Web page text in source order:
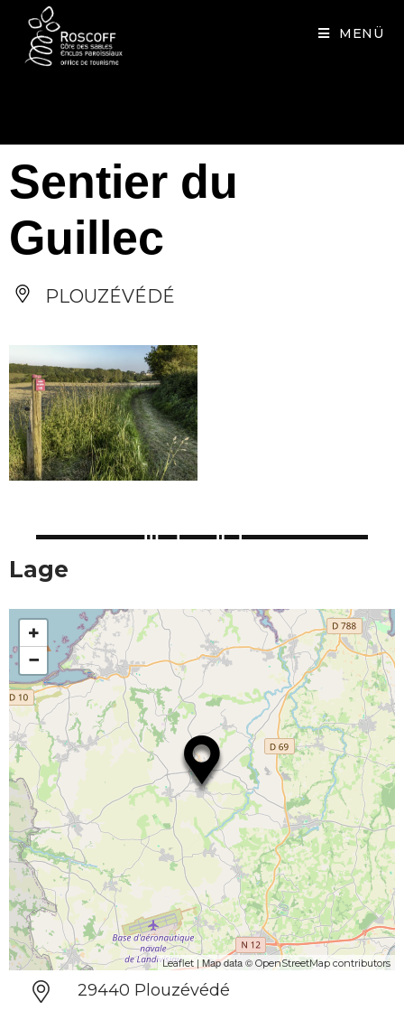
MENÜ
Sentier du
Guillec
PLOUZÉVÉDÉ
Lage
+
−
Leaflet | Map data © OpenStreetMap contributors
29440 Plouzévédé
Cookies management panel